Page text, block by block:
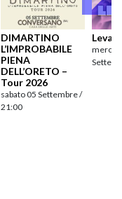
DIMARTINO
L’IMPROBABILE
PIENA
DELL’ORETO –
Tour 2026
sabato 05 Settembre /
21:00